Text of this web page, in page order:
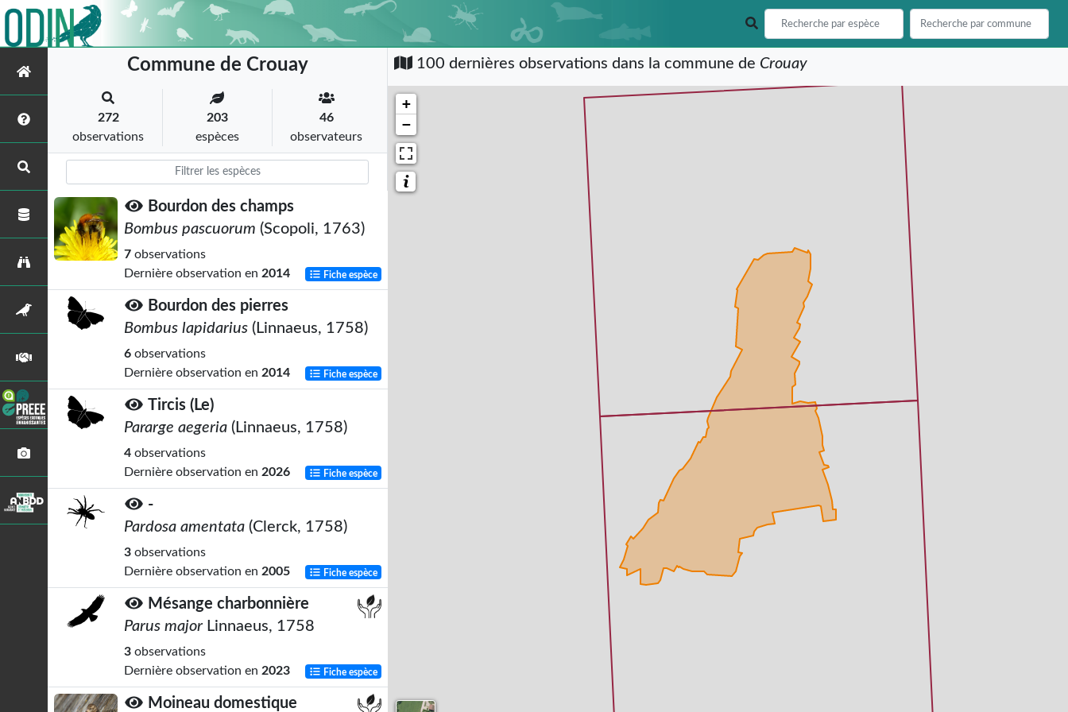
Commune de Crouay
272
observations
203
espèces
46
observateurs
Bourdon des champs
Bombus pascuorum (Scopoli, 1763)
7 observations
Dernière observation en 2014 Fiche espèce
Bourdon des pierres
Bombus lapidarius (Linnaeus, 1758)
6 observations
Dernière observation en 2014 Fiche espèce
Tircis (Le)
Pararge aegeria (Linnaeus, 1758)
4 observations
Dernière observation en 2026 Fiche espèce
-
Pardosa amentata (Clerck, 1758)
3 observations
Dernière observation en 2005 Fiche espèce
Mésange charbonnière
Parus major Linnaeus, 1758
3 observations
Dernière observation en 2023 Fiche espèce
Moineau domestique
100 dernières observations dans la commune de Crouay
+
−